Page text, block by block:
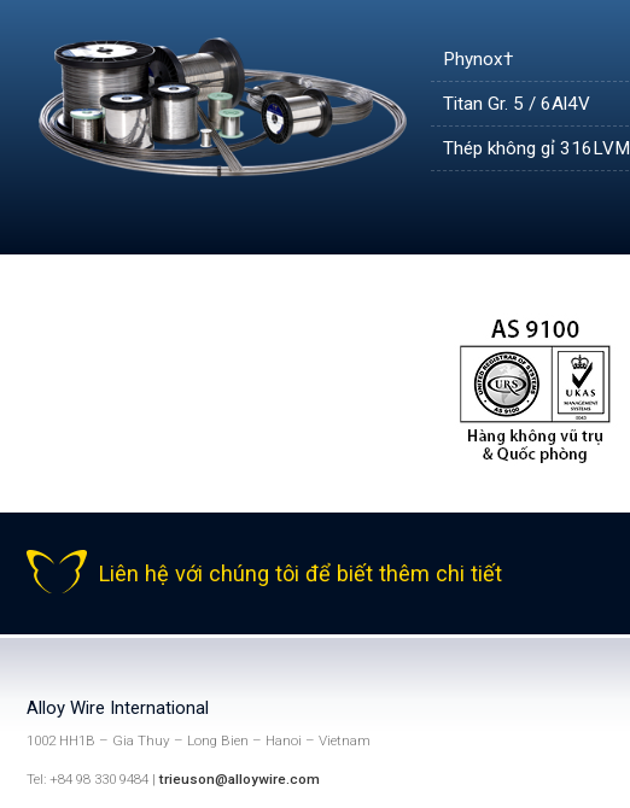
Phynox†
Titan Gr. 5 / 6Al4V
Thép không gỉ 316LVM
Liên hệ với chúng tôi để biết thêm chi tiết
Alloy Wire International
1002 HH1B – Gia Thuy – Long Bien – Hanoi – Vietnam
Tel: +84 98 330 9484 |trieuson@alloywire.com